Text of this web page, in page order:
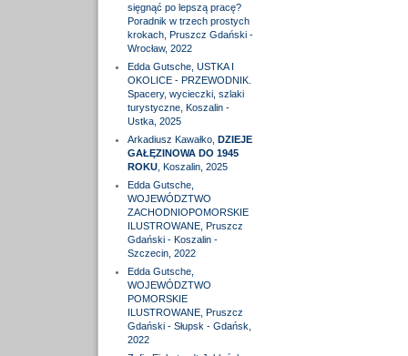
sięgnąć po lepszą pracę?
Poradnik w trzech prostych
krokach, Pruszcz Gdański -
Wrocław, 2022
Edda Gutsche, USTKA I
OKOLICE - PRZEWODNIK.
Spacery, wycieczki, szlaki
turystyczne, Koszalin -
Ustka, 2025
Arkadiusz Kawałko, DZIEJE
GAŁĘZINOWA DO 1945
ROKU, Koszalin, 2025
Edda Gutsche,
WOJEWÓDZTWO
ZACHODNIOPOMORSKIE
ILUSTROWANE, Pruszcz
Gdański - Koszalin -
Szczecin, 2022
Edda Gutsche,
WOJEWÓDZTWO
POMORSKIE
ILUSTROWANE, Pruszcz
Gdański - Słupsk - Gdańsk,
2022